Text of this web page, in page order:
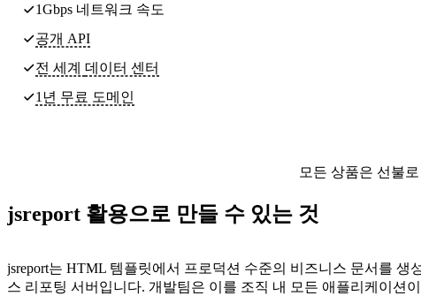
1Gbps 네트워크 속도
공개 API
전 세계 데이터 센터
1년 무료 도메인
모든 상품은 선불
jsreport 활용으로 만들 수 있는 것
jsreport는 HTML 템플릿에서 프로덕션 수준의 비즈니스 문서를 생
스 리포팅 서버입니다. 개발팀은 이를 조직 내 모든 애플리케이션